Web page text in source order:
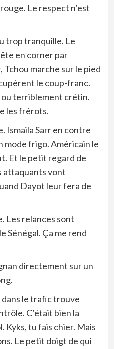
Le respect n’est
trop tranquille. Le
en corner par
Tchou marche sur le pied
le coup-franc.
ou terriblement crétin.
les frérots.
Ismaila Sarr en contre
mode frigo. Américain le
Et le petit regard de
attaquants vont
Dayot leur fera de
Les relances sont
Sénégal. Ça me rend
directement sur un
dans le trafic trouve
C’était bien la
Kyks, tu fais chier. Mais
Le petit doigt de qui